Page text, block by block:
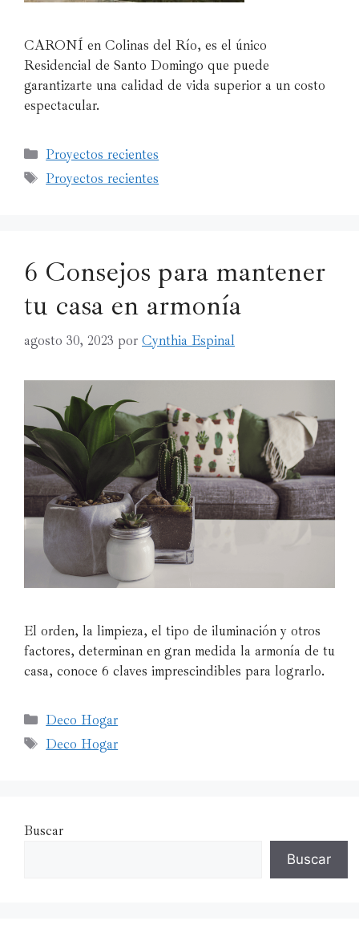
CARONÍ en Colinas del Río, es el único
Residencial de Santo Domingo que puede
garantizarte una calidad de vida superior a un costo
espectacular.
Proyectos recientes
Proyectos recientes
6 Consejos para mantener
tu casa en armonía
agosto 30, 2023 por Cynthia Espinal
El orden, la limpieza, el tipo de iluminación y otros
factores, determinan en gran medida la armonía de tu
casa, conoce 6 claves imprescindibles para lograrlo.
Deco Hogar
Deco Hogar
Buscar
Buscar